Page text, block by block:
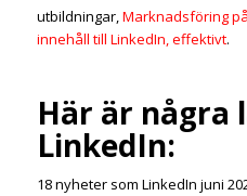
utbildningar,Marknadsföring
innehåll till LinkedIn, effektivt.
Här är några
LinkedIn:
18 nyheter som LinkedIn juni